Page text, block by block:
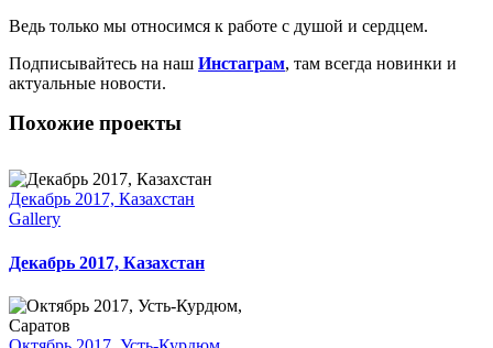
Ведь только мы относимся к работе с душой и сердцем.
Подписывайтесь на наш Инстаграм, там всегда новинки и
актуальные новости.
Похожие проекты
Декабрь 2017, Казахстан
Gallery
Декабрь 2017, Казахстан